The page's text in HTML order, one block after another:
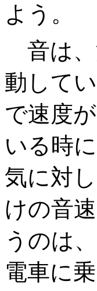
よう。
音は、
動して
で速度
いる時
気に対
けの音
うのは
電車に